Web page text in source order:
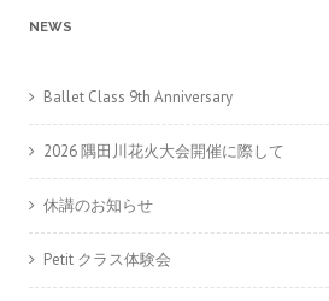
NEWS
Ballet Class 9th Anniversary
2026 隅田川花火大会開催に際して
休講のお知らせ
Petit クラス体験会